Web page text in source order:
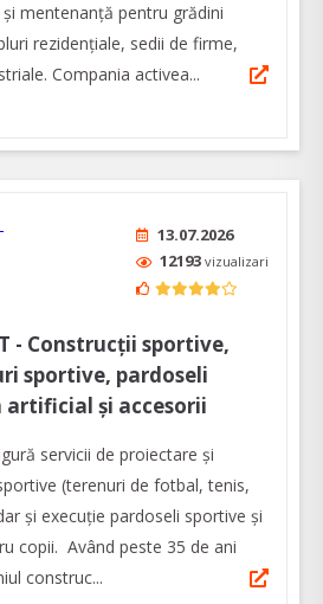
mentenanță pentru grădini
rezidențiale, sedii de firme,
Compania activea...
13.07.2026
12193 vizualizari
- Construcţii sportive,
sportive, pardoseli
artificial şi accesorii
servicii de proiectare şi
(terenuri de fotbal, tenis,
şi execuţie pardoseli sportive şi
copii. Având peste 35 de ani
construc...